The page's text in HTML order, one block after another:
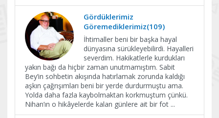
Gördüklerimiz
Göremediklerimiz(109)
İhtimaller beni bir başka hayal
dünyasına sürükleyebilirdi. Hayalleri
severdim. Hakikatlerle kurdukları
yakın bağı da hiçbir zaman unutmamıştım. Sabit
Bey’in sohbetin akışında hatırlamak zorunda kaldığı
aşkın çağrışımları beni bir yerde durdurmuştu ama.
Yolda daha fazla kaybolmaktan korkmuştum çünkü.
Nihan’ın o hikâyelerde kalan günlere ait bir fot ...